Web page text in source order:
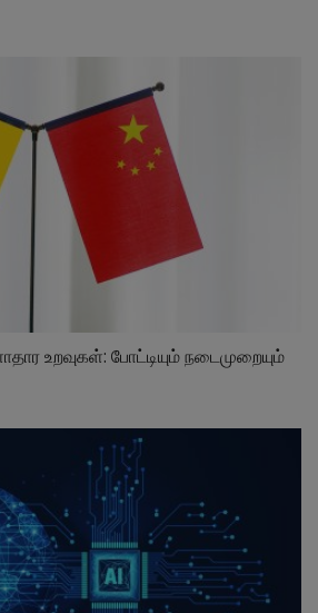
உறவுகள்: போட்டியும் நடைமுறையும்